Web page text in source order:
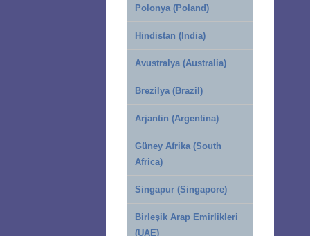
Polonya (Poland)
Hindistan (India)
Avustralya (Australia)
Brezilya (Brazil)
Arjantin (Argentina)
Güney Afrika (South
Africa)
Singapur (Singapore)
Birleşik Arap Emirlikleri
(UAE)